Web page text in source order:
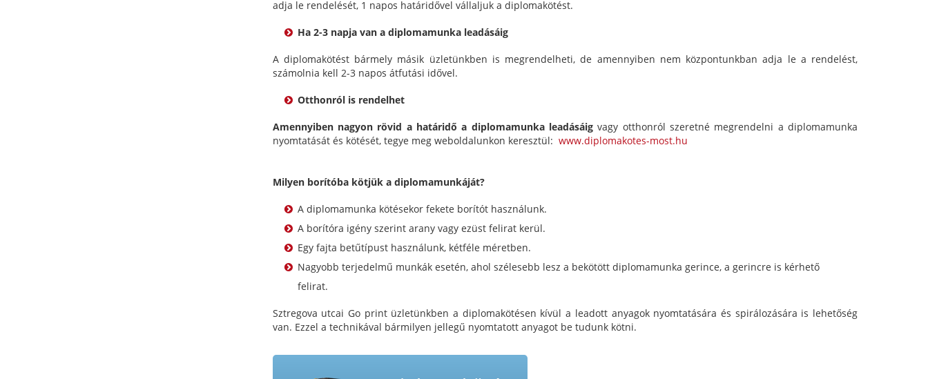
adja le rendelését, 1 napos határidővel vállaljuk a diplomakötést.
Ha 2-3 napja van a diplomamunka leadásáig
A diplomakötést bármely másik üzletünkben is megrendelheti, de amennyiben nem központunkban adja le a rendelést,
számolnia kell 2-3 napos átfutási idővel.
Otthonról is rendelhet
Amennyiben nagyon rövid a határidő a diplomamunka leadásáigvagy otthonról szeretné megrendelni a diplomamunka
nyomtatását és kötését, tegye meg weboldalunkon keresztül: www.diplomakotes-most.hu
Milyen borítóba kötjük a diplomamunkáját?
A diplomamunka kötésekor fekete borítót használunk.
A borítóra igény szerint arany vagy ezüst felirat kerül.
Egy fajta betűtípust használunk, kétféle méretben.
Nagyobb terjedelmű munkák esetén, ahol szélesebb lesz a bekötött diplomamunka gerince, a gerincre is kérhető
felirat.
Sztregova utcai Go print üzletünkben a diplomakötésen kívül a leadott anyagok nyomtatására és spirálozására is lehetőség
van. Ezzel a technikával bármilyen jellegű nyomtatott anyagot be tudunk kötni.